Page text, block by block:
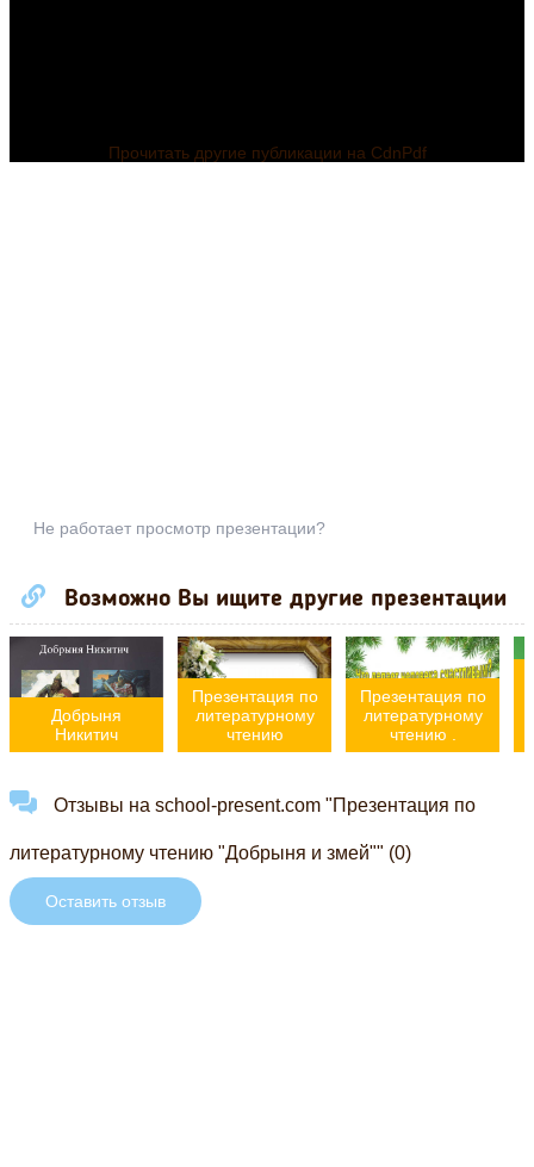
Прочитать другие публикации на CdnPdf
Не работает просмотр презентации?
Возможно Вы ищите другие презентации
Добрыня
Никитич
Презентация по
литературному
чтению
Презентация по
литературному
чтению .
Отзывы на school-present.com "Презентация по
литературному чтению "Добрыня и змей"" (0)
Оставить отзыв